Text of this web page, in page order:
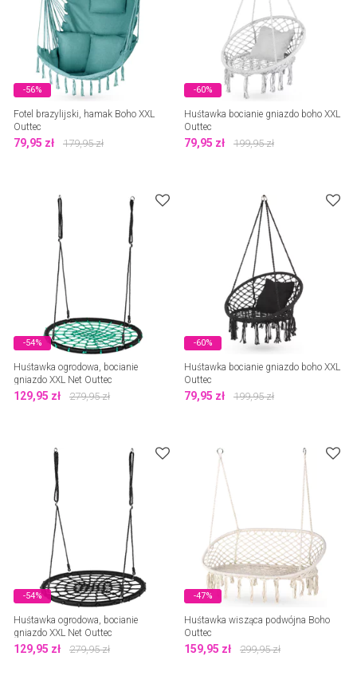
-56%
Fotel brazylijski, hamak Boho XXL
Outtec
79,95 zł 179,95zł
-60%
Huśtawka bocianie gniazdo boho XXL
Outtec
79,95 zł 199,95zł
-54%
Huśtawka ogrodowa, bocianie
gniazdo XXL Net Outtec
129,95 zł 279,95zł
-60%
Huśtawka bocianie gniazdo boho XXL
Outtec
79,95 zł 199,95zł
-54%
Huśtawka ogrodowa, bocianie
gniazdo XXL Net Outtec
129,95 zł 279,95zł
-47%
Huśtawka wisząca podwójna Boho
Outtec
159,95 zł 299,95zł